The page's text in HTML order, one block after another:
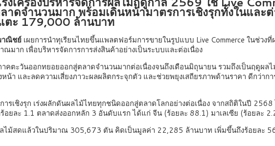
ดจำนวนมาก พร้อมเดินหน้ามาตรการเชิงรุกทั้งในและต่
ตะ 179,000 ล้านบาท
าณิชย์ เผยการนำทุเรียนไทยขึ้นแพลตฟอร์มการขายในรูปแบบ Live Commerce ในช่ว
มาก เพื่อบริหารจัดการการส่งสินค้าอย่างเป็นระบบและต่อเนื่อง
ตะวันออกทยอยออกสู่ตลาดจำนวนมากต่อเนื่องจนถึงเดือนมิถุนายน รวมถึงเป็นฤดูผ
น้า และลดความเสี่ยงภาวะผลผลิตกระจุกตัว และช่วยพยุงเสถียรภาพด้านราคา ดีกว่า
รเชิงรุก เร่งผลักดันผลไม้ไทยทุกชนิดออกสู่ตลาดโลกอย่างต่อเนื่อง จากสถิติในปี
ยละ 1.1 ตลาดส่งออกหลัก 3 อันดับแรก ได้แก่ จีน (ร้อยละ 88.1) มาเลเซีย (ร้อยละ
ม้สดแล้วในปริมาณ 305,673 ตัน คิดเป็นมูลค่า 22,285 ล้านบาท เพิ่มขึ้นถึงร้อยละ